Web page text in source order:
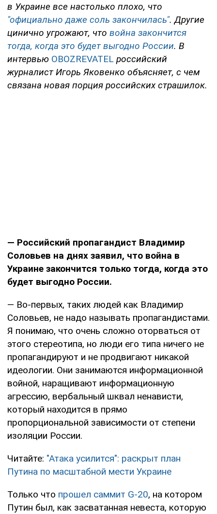
в Украине все настолько плохо, что
"официально даже соль закончилась". Другие
цинично угрожают, что война закончится
тогда, когда это будет выгодно России. В
интервью OBOZREVATEL российский
журналист Игорь Яковенко объясняет, с чем
связана новая порция российских страшилок.
— Российский пропагандист Владимир
Соловьев на днях заявил, что война в
Украине закончится только тогда, когда это
будет выгодно России.
— Во-первых, таких людей как Владимир
Соловьев, не надо называть пропагандистами.
Я понимаю, что очень сложно оторваться от
этого стереотипа, но люди его типа ничего не
пропагандируют и не продвигают никакой
идеологии. Они занимаются информационной
войной, наращивают информационную
агрессию, вербальный шквал ненависти,
который находится в прямо
пропорциональной зависимости от степени
изоляции России.
Читайте: "Атака усилится": раскрыт план
Путина по масштабной мести Украине
Только что прошел саммит G-20, на котором
Путин был, как засватанная невеста, которую